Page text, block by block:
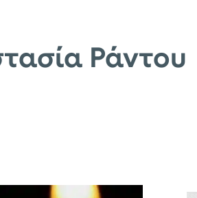
Ράντου